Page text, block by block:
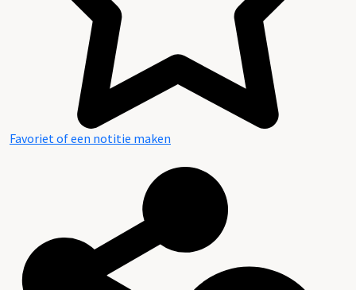
Favoriet of een notitie maken